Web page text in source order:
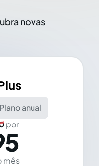
novas
Plano anual
por
mês